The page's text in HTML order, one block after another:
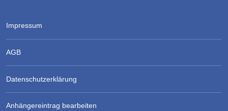
Impressum
AGB
Datenschutzerklärung
Anhängereintrag bearbeiten